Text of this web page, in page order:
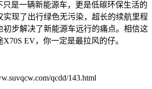
是一辆新能源车，更是低碳环保生活的
实现了出行绿色无污染，超长的续航里程
初步解决了新能源车远行的痛点。相信这
EV，你一定是最拉风的仔。
qcdd/143.html